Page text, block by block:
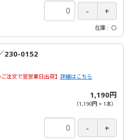
在庫 〇
230-0152
注文で翌営業日出荷】 詳細はこちら
1,190円
（1,190円× 1本）